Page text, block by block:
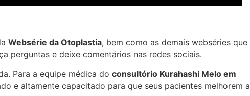
Websérie da Otoplastia, bem como as demais webséries que
perguntas e deixe comentários nas redes sociais.
Para a equipe médica do consultório Kurahashi Melo em
e altamente capacitado para que seus pacientes melhorem a